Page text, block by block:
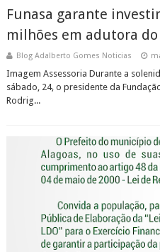
Funasa garante
milhões em adutora
Blog Adalberto Gomes Noticias
Imagem Assessoria Durante a
sábado, 24, o presidente da
Rodrig...